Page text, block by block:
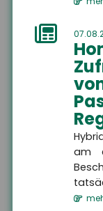
am
Themen